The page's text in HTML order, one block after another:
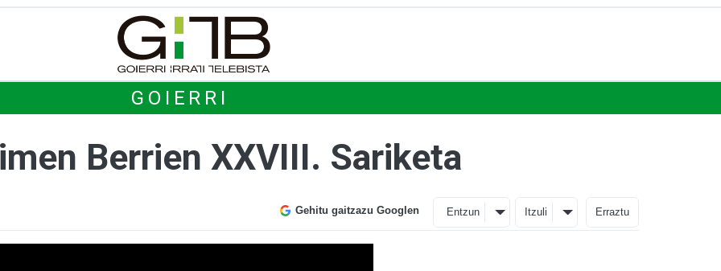
GOIERRI
Berrien XXVIII. Sariketa
Gehitu gaitzazu Googlen Entzun Itzuli Erraztu